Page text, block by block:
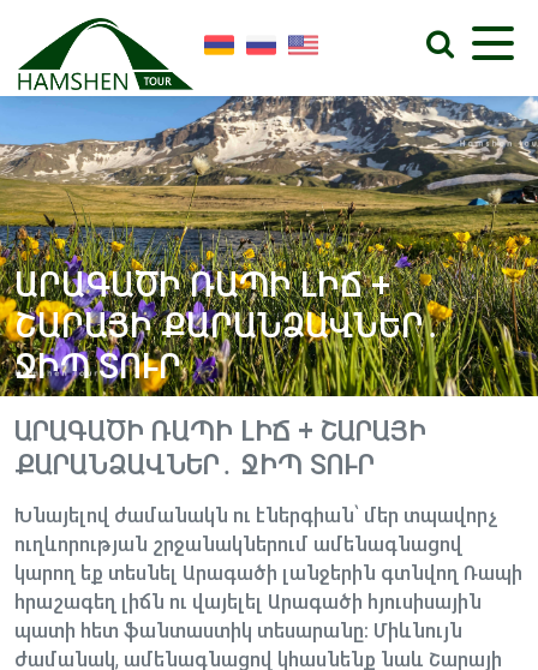
ԱՐԱԳԱԾԻ ՌԱՊԻ ԼԻՃ +
ՇԱՐԱՅԻ ՔԱՐԱՆՁԱՎՆԵՐ․
ՋԻՊ ՏՈՒՐ
ԱՐԱԳԱԾԻ ՌԱՊԻ ԼԻՃ + ՇԱՐԱՅԻ
ՔԱՐԱՆՁԱՎՆԵՐ․ ՋԻՊ ՏՈՒՐ
Խնայելով ժամանակն ու էներգիան՝ մեր տպավորչ
ուղևորության շրջանակներում ամենագնացով
կարող եք տեսնել Արագածի լանջերին գտնվող Ռապի
հրաշագեղ լիճն ու վայելել Արագածի հյուսիսային
պատի հետ ֆանտաստիկ տեսարանը։ Միևնույն
ժամանակ, ամենագնացով կհասնենք նաև Շարայի